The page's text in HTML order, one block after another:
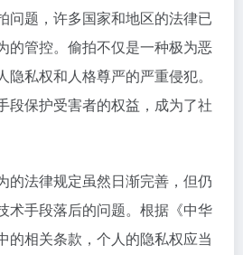
问题，许多国家和地区的法律已
的管控。偷拍不仅是一种极为恶
私权和人格尊严的严重侵犯。
段保护受害者的权益，成为了社
的法律规定虽然日渐完善，但仍
术手段落后的问题。根据《中华
的相关条款，个人的隐私权应当